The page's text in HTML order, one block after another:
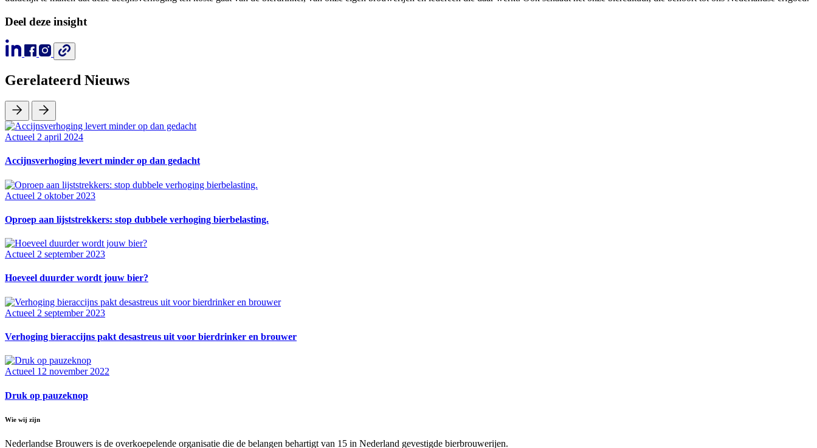
Deel deze insight
Gerelateerd Nieuws
Actueel 2 april 2024
Accijnsverhoging levert minder op dan gedacht
Actueel 2 oktober 2023
Oproep aan lijststrekkers: stop dubbele verhoging bierbelasting.
Actueel 2 september 2023
Hoeveel duurder wordt jouw bier?
Actueel 2 september 2023
Verhoging bieraccijns pakt desastreus uit voor bierdrinker en brouwer
Actueel 12 november 2022
Druk op pauzeknop
Wie wij zijn
Nederlandse Brouwers is de overkoepelende organisatie die de belangen behartigt van 15 in Nederland gevestigde bierbrouwerijen.